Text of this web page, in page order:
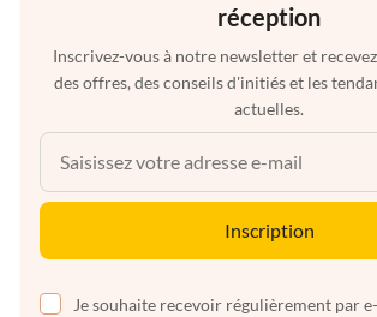
réception
Inscrivez-vous à notre newsletter et
des offres, des conseils d'initiés et les
actuelles.
Inscription
Je souhaite recevoir régulièrement par